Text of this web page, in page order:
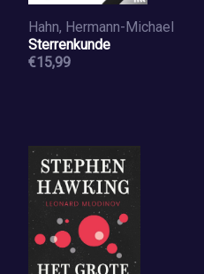
Hahn, Hermann-Michael
Sterrenkunde
€15,99